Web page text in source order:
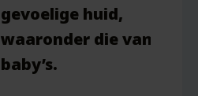
gevoelige huid,
waaronder die van
baby’s.